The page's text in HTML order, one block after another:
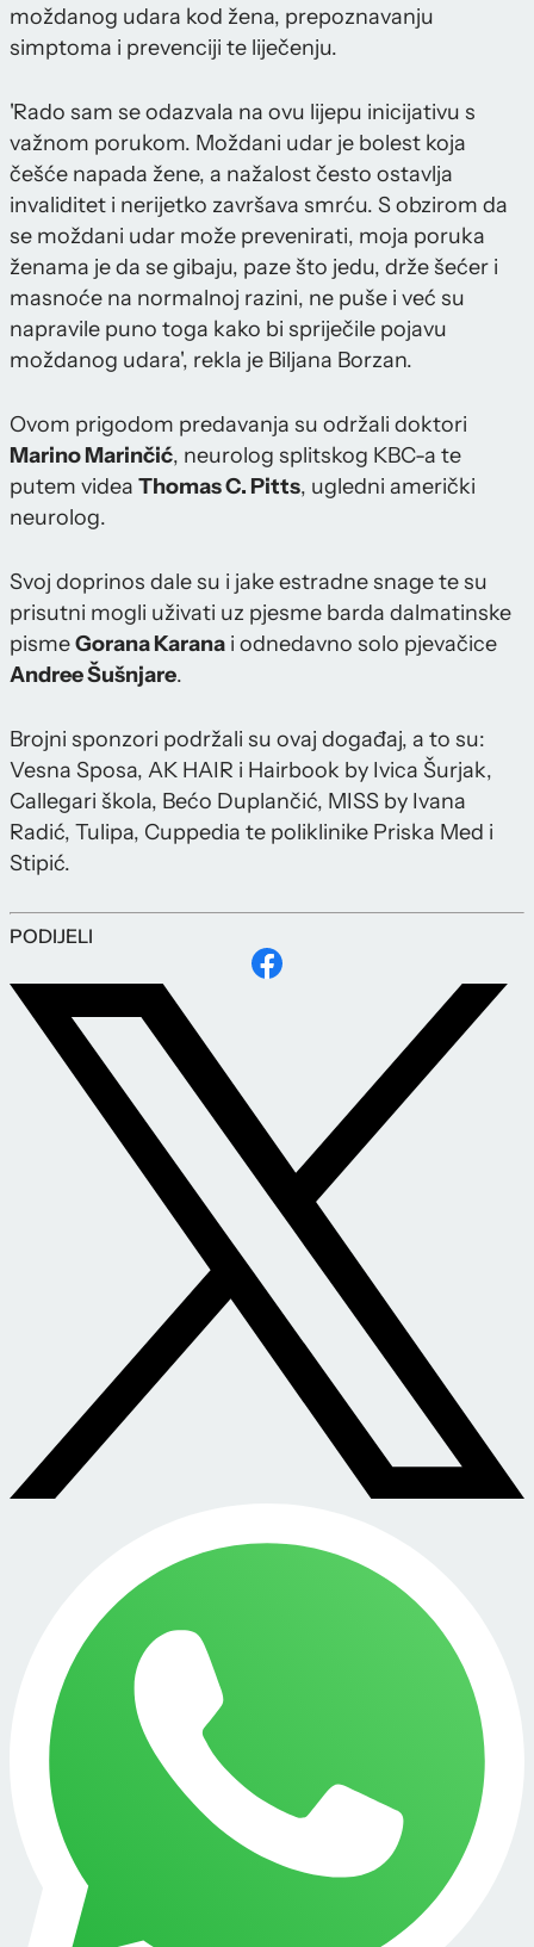
moždanog udara kod žena, prepoznavanju
simptoma i prevenciji te liječenju.
'Rado sam se odazvala na ovu lijepu inicijativu s
važnom porukom. Moždani udar je bolest koja
češće napada žene, a nažalost često ostavlja
invaliditet i nerijetko završava smrću. S obzirom da
se moždani udar može prevenirati, moja poruka
ženama je da se gibaju, paze što jedu, drže šećer i
masnoće na normalnoj razini, ne puše i već su
napravile puno toga kako bi spriječile pojavu
moždanog udara', rekla je Biljana Borzan.
Ovom prigodom predavanja su održali doktori
Marino Marinčić, neurolog splitskog KBC-a te
putem videa Thomas C. Pitts, ugledni američki
neurolog.
Svoj doprinos dale su i jake estradne snage te su
prisutni mogli uživati uz pjesme barda dalmatinske
pismeGorana Karana i odnedavno solo pjevačice
Andree Šušnjare.
Brojni sponzori podržali su ovaj događaj, a to su:
Vesna Sposa, AK HAIR i Hairbook by Ivica Šurjak,
Callegari škola, Bećo Duplančić, MISS by Ivana
Radić, Tulipa, Cuppedia te poliklinike Priska Med i
Stipić.
PODIJELI